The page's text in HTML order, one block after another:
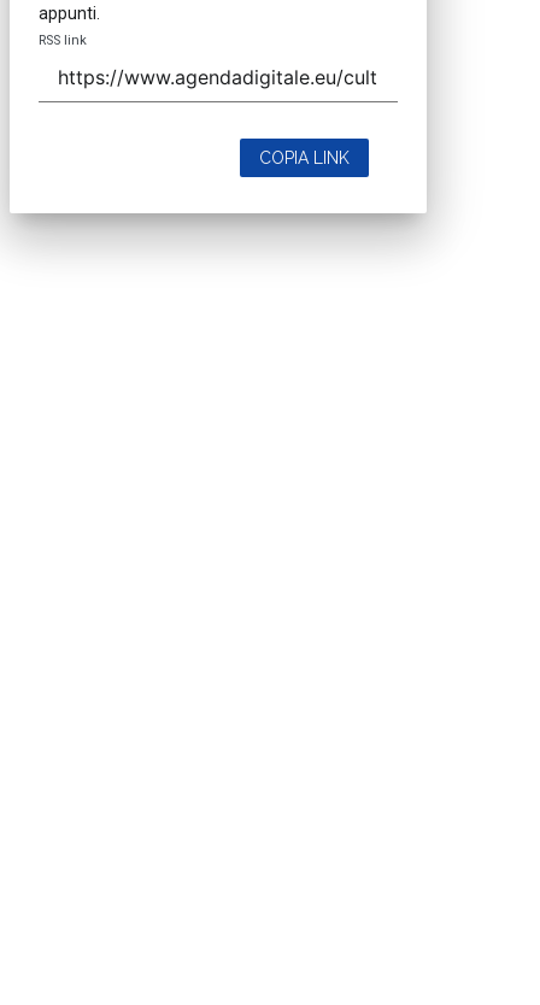
appunti.
RSS link
COPIA LINK